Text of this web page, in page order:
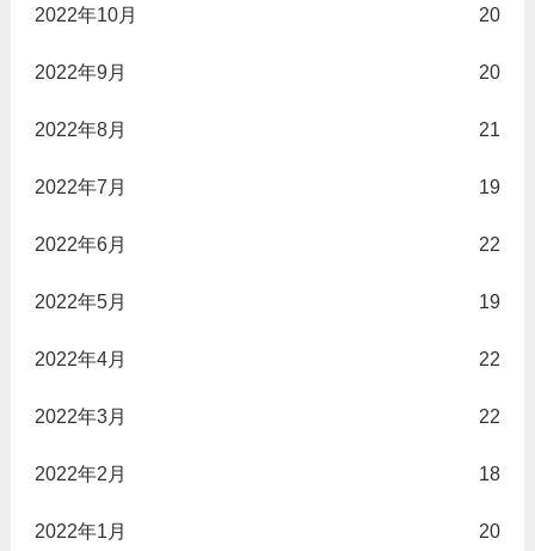
2022年10月 20
2022年9月 20
2022年8月 21
2022年7月 19
2022年6月 22
2022年5月 19
2022年4月 22
2022年3月 22
2022年2月 18
2022年1月 20